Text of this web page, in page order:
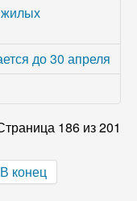
жилых
до 30 апреля
186 из 201
В конец